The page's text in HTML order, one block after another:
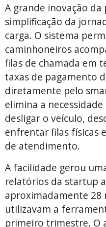
A grande inovação
simplificação da
carga. O sistema
caminhoneiros
filas de chamada em
taxas de pagamento
diretamente pelo
elimina a
desligar o veículo,
enfrentar filas físicas
de atendimento.
A facilidade gerou
relatórios da startup
aproximadamente 28
utilizavam a
primeiro trimestre. O